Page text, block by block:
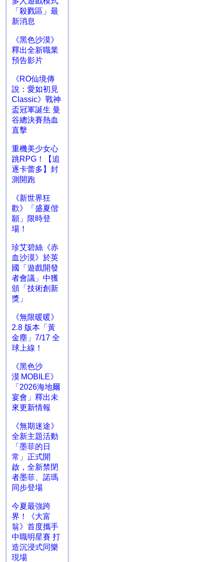
「殺戮區」最
新消息
《黑色沙漠》
釋出全新職業
預告影片
《RO仙境傳
說：愛如初見
Classic》戰神
盃冠軍誕生 曼
谷總決賽熱血
直擊
重機美少女心
跳RPG！【追
逐卡蕾多】封
測開跑
《新世界狂
歡》「盛夏偕
願」限時登
場！
珍艾碧絲《赤
血沙漠》於英
國「遊戲開發
者會議」中獲
頒「技術創新
獎」
《無限暖暖》
2.8 版本「黃
金塵」7/17 全
球上線！
《黑色沙
漠 MOBILE》
「2026海地爾
宴會」釋出未
來更新情報
《無期迷途》
全新主題活動
「墨菲的日
常」正式開
啟，全新禁閉
者墨菲、諾瑪
同步登場
今夏最強跨
界！《大富
翁》首度攜手
中職明星賽 打
造沉浸式同樂
現場